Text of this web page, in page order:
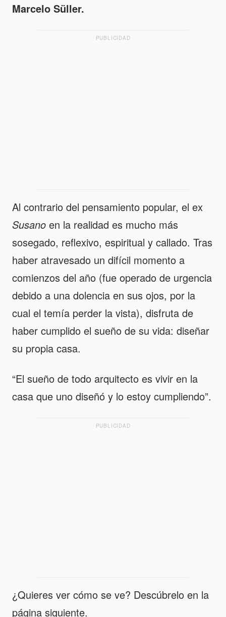
Marcelo Süller.
PUBLICIDAD
Al contrario del pensamiento popular, el ex
Susano en la realidad es mucho más
sosegado, reflexivo, espiritual y callado. Tras
haber atravesado un difícil momento a
comienzos del año (fue operado de urgencia
debido a una dolencia en sus ojos, por la
cual el temía perder la vista), disfruta de
haber cumplido el sueño de su vida: diseñar
su propia casa.
“El sueño de todo arquitecto es vivir en la
casa que uno diseñó y lo estoy cumpliendo”.
PUBLICIDAD
¿Quieres ver cómo se ve? Descúbrelo en la
página siguiente.